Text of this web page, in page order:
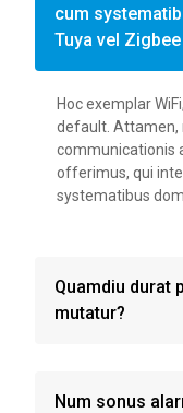
cum
Tuya vel
Hoc exemplar
default. Attamen,
communicationis
offerimus, qui
systematibus
Quamdiu durat
mutatur?
Num sonus